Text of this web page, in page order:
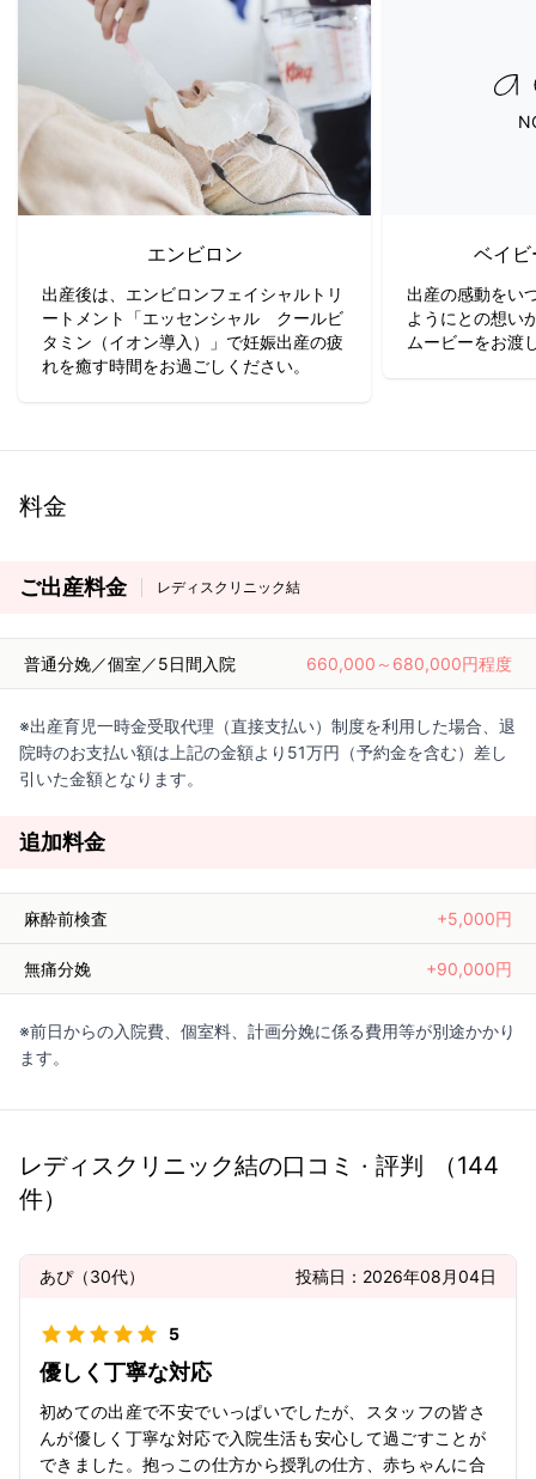
エンビロン
出産後は、エンビロンフェイシャルトリ
ートメント「エッセンシャル クールビ
タミン（イオン導入）」で妊娠出産の疲
れを癒す時間をお過ごしください。
ベイ
出産の感動をい
ようにとの想い
ムービーをお渡
料金
ご出産料金 レディスクリニック結
普通分娩／個室／5日間入院 660,000～680,000円程度
※出産育児一時金受取代理（直接支払い）制度を利用した場合、退
院時のお支払い額は上記の金額より51万円（予約金を含む）差し
引いた金額となります。
追加料金
麻酔前検査 +5,000円
無痛分娩 +90,000円
※前日からの入院費、個室料、計画分娩に係る費用等が別途かかり
ます。
レディスクリニック結の口コミ · 評判 （144
件）
あぴ（30代） 投稿日： 2026年08月04日
5
優しく丁寧な対応
初めての出産で不安でいっぱいでしたが、スタッフの皆さ
んが優しく丁寧な対応で入院生活も安心して過ごすことが
できました。抱っこの仕方から授乳の仕方、赤ちゃんに合